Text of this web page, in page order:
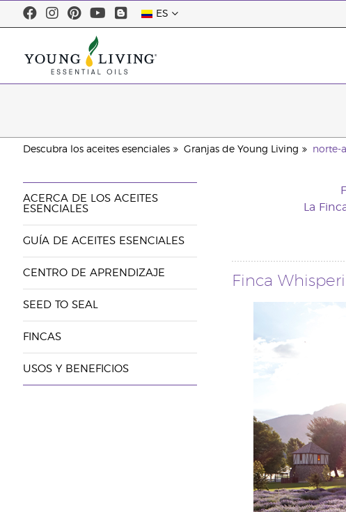
ES
Descubra los aceites esenciales Granjas de Young Living norte-
ACERCA DE LOS ACEITES
ESENCIALES
GUÍA DE ACEITES ESENCIALES
CENTRO DE APRENDIZAJE
SEED TO SEAL
FINCAS
USOS Y BENEFICIOS
La
Finca